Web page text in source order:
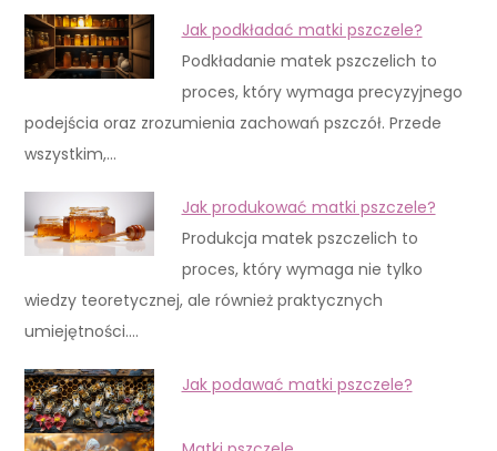
Jak podkładać matki pszczele?
Podkładanie matek pszczelich to
proces, który wymaga precyzyjnego
podejścia oraz zrozumienia zachowań pszczół. Przede
wszystkim,…
Jak produkować matki pszczele?
Produkcja matek pszczelich to
proces, który wymaga nie tylko
wiedzy teoretycznej, ale również praktycznych
umiejętności.…
Jak podawać matki pszczele?